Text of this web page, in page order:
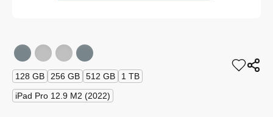
128 GB 256 GB 512 GB
1 TB
iPad Pro 12.9 M2 (2022)